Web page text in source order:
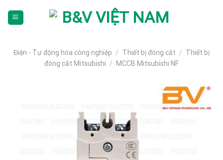
dịch)Điện - Tự động hóa công nghiệp / Thiết bị đóng cắt / Thiết bị
đóng cắt Mitsubishi / MCCB Mitsubishi NF